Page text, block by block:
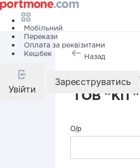
Мобільний
Перекази
Оплата за реквізитами
Кешбек
Увійти
Зареєструватись
Назад
Комунальні
ТОВ "КП
О/р